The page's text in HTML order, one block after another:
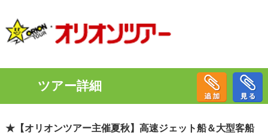
ツアー詳細
★【オリオンツアー主催夏秋】高速ジェット船＆大型客船